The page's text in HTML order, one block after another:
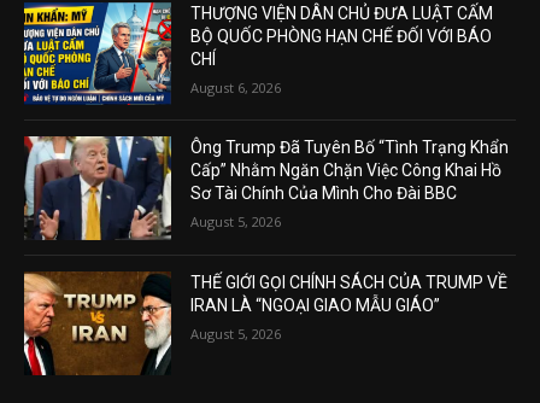
THƯỢNG VIỆN DÂN CHỦ ĐƯA LUẬT CẤM
BỘ QUỐC PHÒNG HẠN CHẾ ĐỐI VỚI BÁO
CHÍ
August 6, 2026
Ông Trump Đã Tuyên Bố “Tình Trạng Khẩn
Cấp” Nhằm Ngăn Chặn Việc Công Khai Hồ
Sơ Tài Chính Của Mình Cho Đài BBC
August 5, 2026
THẾ GIỚI GỌI CHÍNH SÁCH CỦA TRUMP VỀ
IRAN LÀ “NGOẠI GIAO MẪU GIÁO”
August 5, 2026